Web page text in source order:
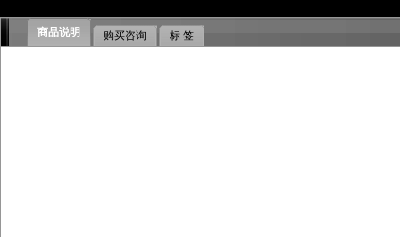
商品说明 购买咨询 标 签